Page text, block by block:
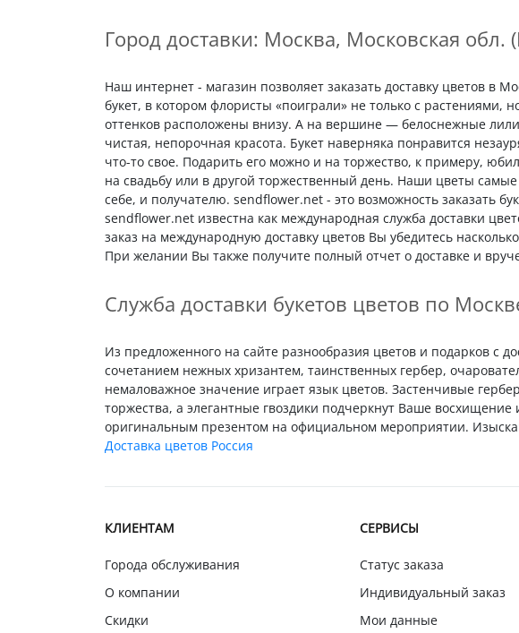
Город доставки: Москва, Московская обл.
Наш интернет - магазин позволяет заказать доставку цветов в
букет, в котором флористы «поиграли» не только с
оттенков расположены внизу. А на вершине — белоснежные
чистая, непорочная красота. Букет наверняка понравится
что-то свое. Подарить его можно и на торжество, к примеру,
на свадьбу или в другой торжественный день. Наши цветы
себе, и получателю. sendflower.net - это возможность заказать
sendflower.net известна как международная служба доставки
заказ на международную доставку цветов Вы убедитесь
При желании Вы также получите полный отчет о доставке и
Служба доставки букетов цветов по
Из предложенного на сайте разнообразия цветов и подарков с
сочетанием нежных хризантем, таинственных гербер,
немаловажное значение играет язык цветов. Застенчивые
торжества, а элегантные гвоздики подчеркнут Ваше
оригинальным презентом на официальном мероприятии.
Доставка цветов Россия
КЛИЕНТАМ
Города обслуживания
О компании
Скидки
СЕРВИСЫ
Статус заказа
Индивидуальный заказ
Мои данные